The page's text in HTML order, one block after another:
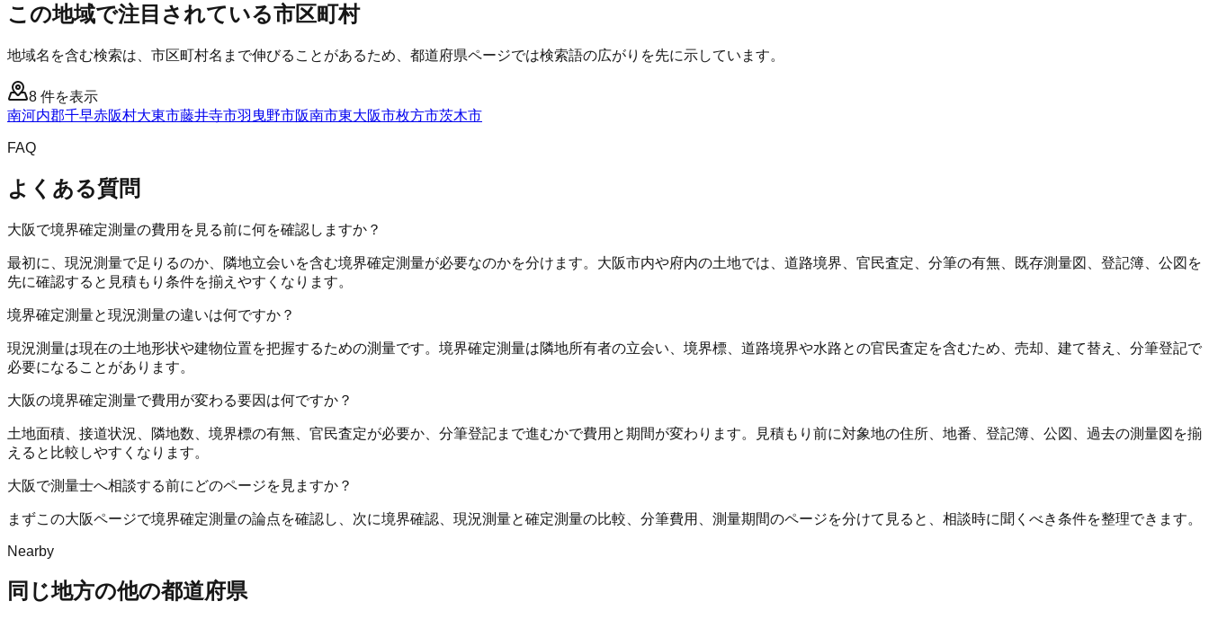
この地域で注目されている市区町村
地域名を含む検索は、市区町村名まで伸びることがあるため、都道府県ページでは検索語の広がりを先に示しています。
8 件を表示
南河内郡千早赤阪村大東市藤井寺市羽曳野市阪南市東大阪市枚方市茨木市
FAQ
よくある質問
大阪で境界確定測量の費用を見る前に何を確認しますか？
最初に、現況測量で足りるのか、隣地立会いを含む境界確定測量が必要なのかを分けます。大阪市内や府内の土地では、道路境界、官民査定、分筆の有無、既存測量図、登記簿、公図を
先に確認すると見積もり条件を揃えやすくなります。
境界確定測量と現況測量の違いは何ですか？
現況測量は現在の土地形状や建物位置を把握するための測量です。境界確定測量は隣地所有者の立会い、境界標、道路境界や水路との官民査定を含むため、売却、建て替え、分筆登記で
必要になることがあります。
大阪の境界確定測量で費用が変わる要因は何ですか？
土地面積、接道状況、隣地数、境界標の有無、官民査定が必要か、分筆登記まで進むかで費用と期間が変わります。見積もり前に対象地の住所、地番、登記簿、公図、過去の測量図を揃
えると比較しやすくなります。
大阪で測量士へ相談する前にどのページを見ますか？
まずこの大阪ページで境界確定測量の論点を確認し、次に境界確認、現況測量と確定測量の比較、分筆費用、測量期間のページを分けて見ると、相談時に聞くべき条件を整理できます。
Nearby
同じ地方の他の都道府県